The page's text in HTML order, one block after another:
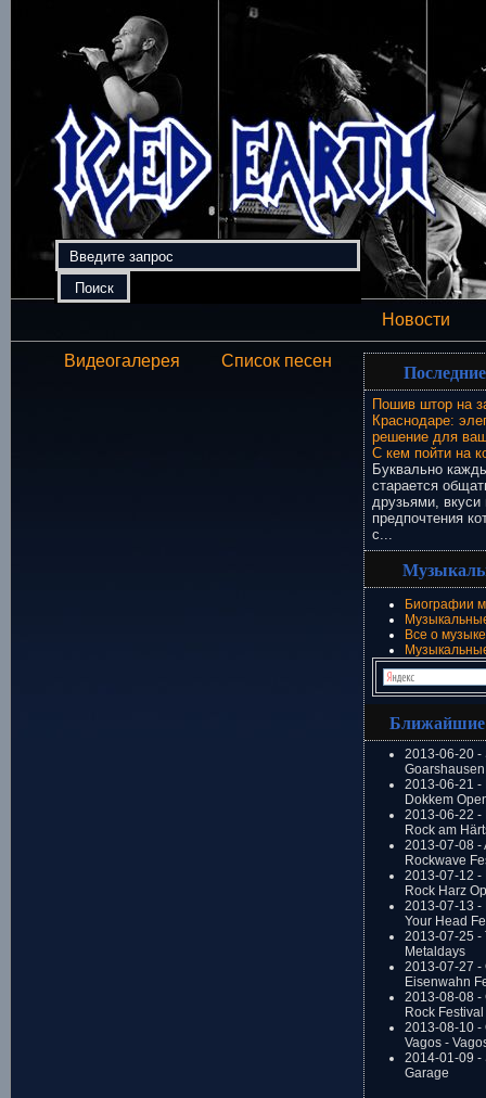
Новости
Видеогалерея Список песен
Пошив штор на
Краснодаре:
решение для
С кем пойти на
Буквально
старается
друзьями, вкуси
предпочтения
с...
Биографии
Все о музыке
2013-06-20 -
2013-06-21 -
Dokkem
2013-06-22 -
Rock am
2013-07-08 -
Rockwave
2013-07-12 -
Rock Harz
2013-07-13 -
Your Head
2013-07-25 -
Metaldays
2013-07-27 -
Eisenwahn
2013-08-08 -
Rock Festival
2013-08-10 -
Vagos -
2014-01-09 -
Garage